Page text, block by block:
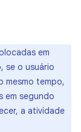
em
se o usuário
mesmo tempo,
em segundo
a atividade